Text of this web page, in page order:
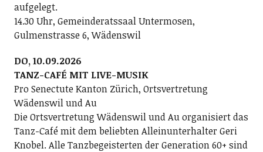
aufgelegt.
14.30 Uhr, Gemeinderatssaal Untermosen,
Gulmenstrasse 6, Wädenswil
DO, 10.09.2026
TANZ-CAFÉ MIT LIVE-MUSIK
Pro Senectute Kanton Zürich, Ortsvertretung
Wädenswil und Au
Die Ortsvertretung Wädenswil und Au organisiert das
Tanz-Café mit dem beliebten Alleinunterhalter Geri
Knobel. Alle Tanzbegeisterten der Generation 60+ sind